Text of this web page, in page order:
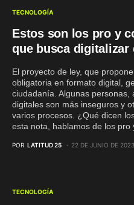
TECNOLOGÍA
Estos son los pro y
que busca digitalizar
El proyecto de ley, que
obligatoria en formato digital,
ciudadanía. Algunas
digitales son más inseguros y
varios procesos. ¿Qué dicen
esta nota, hablamos de los pro
POR LATITUD 25 22 DE JUNIO DE 2023
TECNOLOGÍA